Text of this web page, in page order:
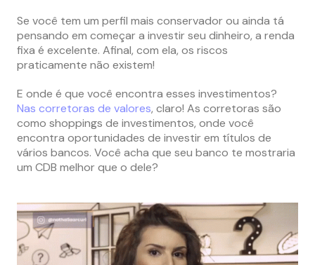
Se você tem um perfil mais conservador ou ainda tá
pensando em começar a investir seu dinheiro, a renda
fixa é excelente. Afinal, com ela, os riscos
praticamente não existem!
E onde é que você encontra esses investimentos?
Nas corretoras de valores, claro! As corretoras são
como shoppings de investimentos, onde você
encontra oportunidades de investir em títulos de
vários bancos. Você acha que seu banco te mostraria
um CDB melhor que o dele?